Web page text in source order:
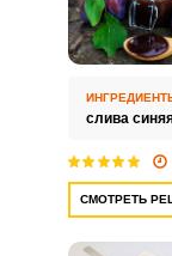
слива
СМОТРЕТЬ